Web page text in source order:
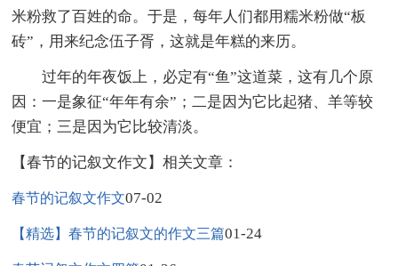
米粉救了百姓的命。于是，每年人们都用糯米粉做“板
砖”，用来纪念伍子胥，这就是年糕的来历。
过年的年夜饭上，必定有“鱼”这道菜，这有几个原
因：一是象征“年年有余”；二是因为它比起猪、羊等较
便宜；三是因为它比较清淡。
【春节的记叙文作文】相关文章：
春节的记叙文作文07-02
【精选】春节的记叙文的作文三篇01-24